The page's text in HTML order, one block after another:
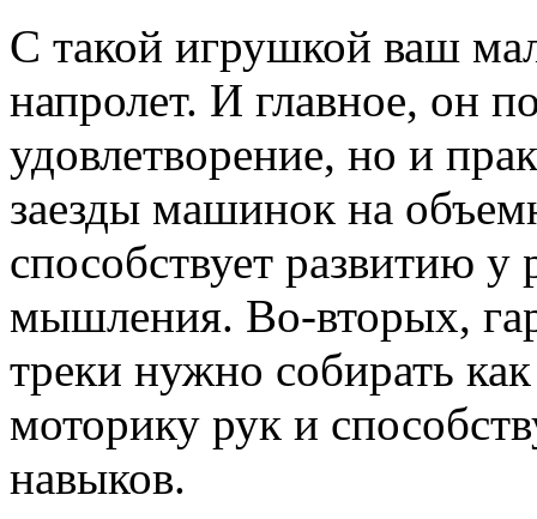
С такой игрушкой ваш
напролет. И главное, он
удовлетворение, но и
заезды машинок на
способствует развитию у
мышления. Во-вторых,
треки нужно собирать
моторику рук и
навыков.